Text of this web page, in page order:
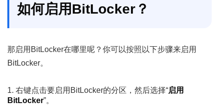
如何启用BitLocker？
那启用BitLocker在哪里呢？你可以按照以下步骤来启用
BitLocker。
1. 右键点击要启用BitLocker的分区，然后选择“启用
BitLocker”。